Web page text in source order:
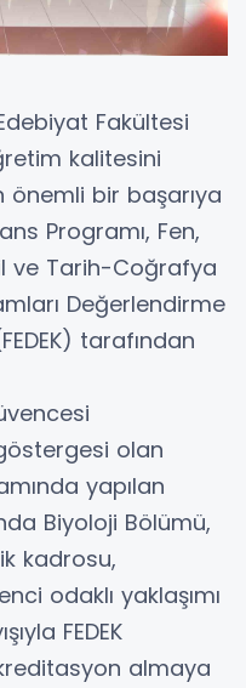
Fakültesi
kalitesini
bir başarıya
Programı, Fen,
ve Tarih-Coğrafya
Değerlendirme
tarafından
olan
yapılan
Biyoloji Bölümü,
kadrosu,
odaklı yaklaşımı
FEDEK
almaya